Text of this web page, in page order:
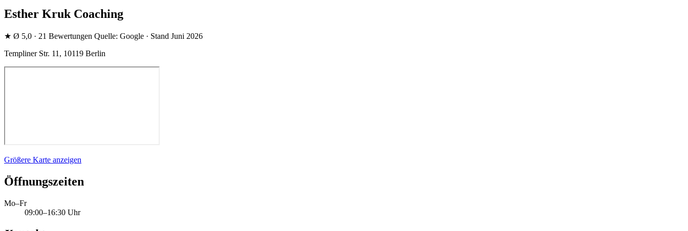
Esther Kruk Coaching
★ Ø 5,0 · 21 Bewertungen Quelle: Google · Stand Juni 2026
Templiner Str. 11, 10119 Berlin
Größere Karte anzeigen
Öffnungszeiten
Mo–Fr
09:00–16:30 Uhr